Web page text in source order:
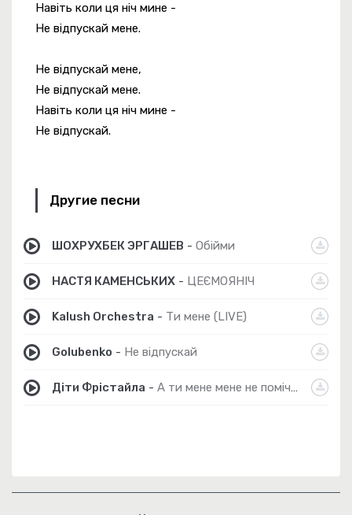
Навіть коли ця ніч мине -
Не відпускай мене.
Не відпускай мене,
Не відпускай мене.
Навіть коли ця ніч мине -
Не відпускай.
Другие песни
ШОХРУХБЕК ЭРГАШЕВ - Обійми
НАСТЯ КАМЕНСЬКИХ - ЦЕЄМОЯНІЧ
Kalush Orchestra - Ти мене (LIVE)
Golubenko - Не відпускай
Діти Фрістайла - А ти мене мене не помічаєш